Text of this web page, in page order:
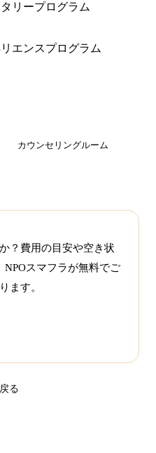
リープログラム
エンスプログラム
カウンセリングルーム
？費用の目安や空き状
スマフラが無料でご
ます。
る